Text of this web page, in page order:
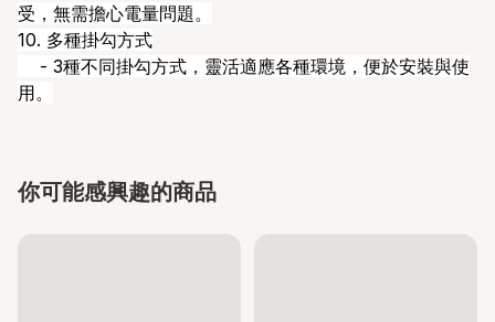
受，無需擔心電量問題。
10. 多種掛勾方式
- 3種不同掛勾方式，靈活適應各種環境，便於安裝與使
用。
你可能感興趣的商品